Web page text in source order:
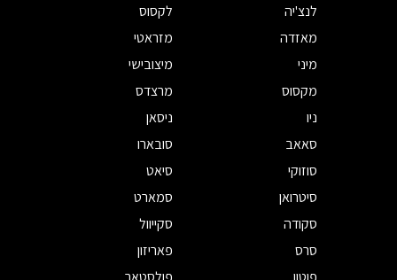
לנצ'יה
לקסוס
מאזדה
מזראטי
מיני
מיצובישי
מקסוס
מרצדס
ניו
ניסאן
סאאב
סובארו
סוזוקי
סיאט
סיטרואן
סמארט
סקודה
סקייוול
סרס
פאריזון